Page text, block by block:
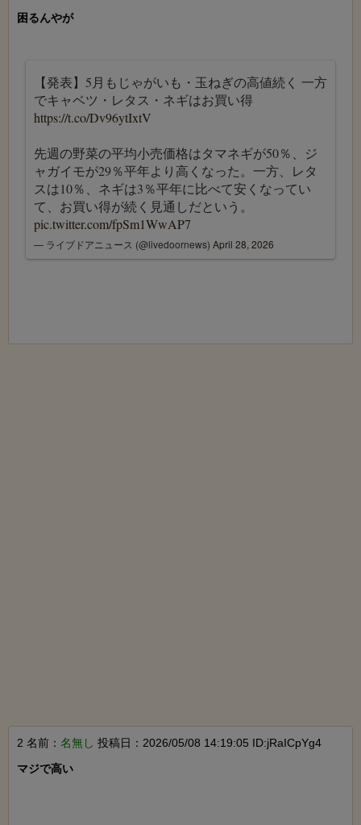
困るんやが
【発表】5月もじゃがいも・玉ねぎの高値続く 一方
でキャベツ・レタス・ネギはお買い得
https://t.co/Dv96ytIxtV
先週の野菜の平均小売価格はタマネギが50％、ジ
ャガイモが29％平年より高くなった。一方、レタ
スは10％、ネギは3％平年に比べて安くなってい
て、お買い得が続く見通しだという。
pic.twitter.com/fpSm1WwAP7
— ライブドアニュース (@livedoornews) April 28, 2026
2 名前： 名無し 投稿日：2026/05/08 14:19:05 ID:jRaICpYg4
マジで高い